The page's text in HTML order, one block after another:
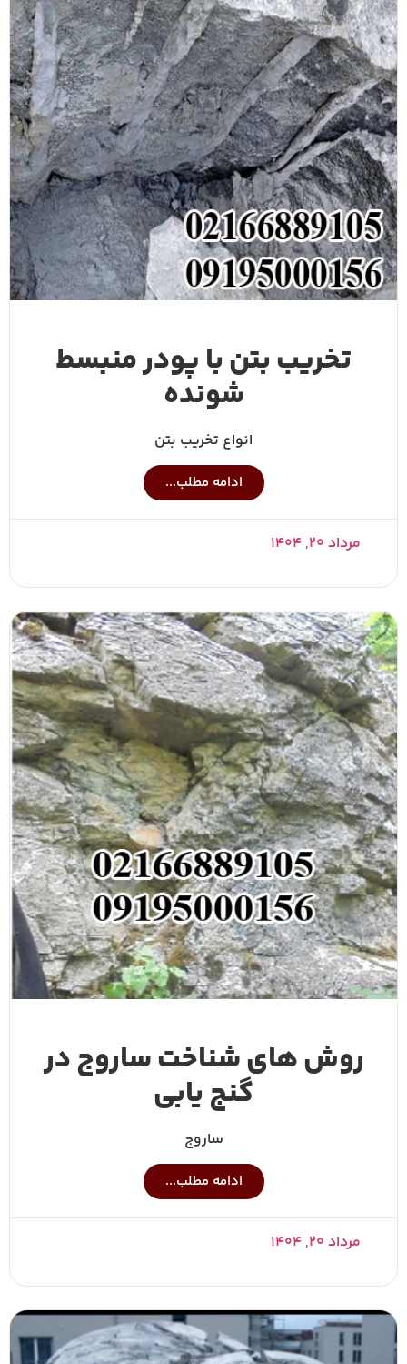
تخریب بتن با پودر منبسط
شونده
انواع تخریب بتن
ادامه مطلب...
مرداد ۲۰, ۱۴۰۴
روش های شناخت ساروج در
گنج یابی
ساروج
ادامه مطلب...
مرداد ۲۰, ۱۴۰۴